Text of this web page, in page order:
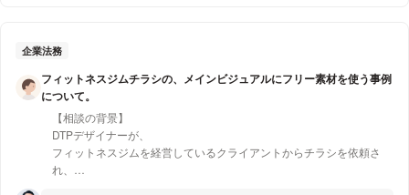
また、連帯保証人になってくれる人もいません。
Bは家賃の振込先を間違え、C社に送金してしまい、更に私に支払う
余裕は無く、現在一か月分未納です。
来月はきちんと入金されるのか分かりません。
管理を任せている不動産会社からは、三ヶ月未納が続けば建物明渡請
求を検討してはどうかと提案されています。
そこまで時間をかけずに、早期に退去して欲しいと思っています。
質問は、以下二点を理由に即時契約解除を求める事ができないかとい
信頼関係を破壊するような重大な契約違反に当たるかですが、賃借
てず、かつ連帯保証人を立てるために真摯な努力をした形跡もない
ことは、賃貸借契約における賃貸人と賃借人との間の信頼関係を明
らかに破壊する事実であるとして、賃貸人からの契約解除を認めた
裁判例があります(東京地方裁判所平成２５年７月１７日判決)。
上記裁判例によれば、連帯保証人が欠けていることを理由にした契
約解除は可能ですが、ある程度の期間連帯保証人が欠けていて賃借
企業法務
フィットネスジムチラシの、メインビジュアルにフリー素材を使う事例
について。
【相談の背景】
DTPデザイナーが、
フィットネスジムを経営しているクライアントからチラシを依頼さ
れ、